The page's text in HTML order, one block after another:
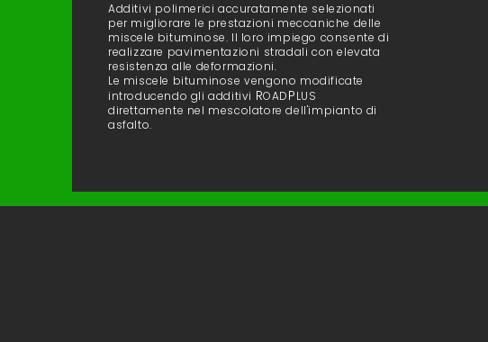
Additivi polimerici accuratamente selezionati
per migliorare le prestazioni meccaniche delle
miscele bituminose. Il loro impiego consente di
realizzare pavimentazioni stradali con elevata
resistenza alle deformazioni.
Le miscele bituminose vengono modificate
introducendo gli additivi ROADPLUS
direttamente nel mescolatore dell'impianto di
asfalto.